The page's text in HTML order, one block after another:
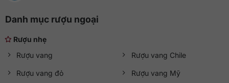
Danh mục rượu ngoại
Rượu nhẹ
Rượu vang
Rượu vang đỏ
Rượu vang Chile
Rượu vang Mỹ